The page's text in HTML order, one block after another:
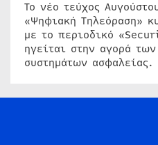
Το νέο τεύχος
«Ψηφιακή Τηλεόραση»
με το περιοδικό
ηγείται στην αγορά
συστημάτων ασφαλείας.